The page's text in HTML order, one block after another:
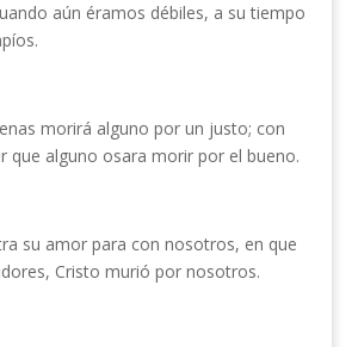
aún éramos débiles, a su tiempo
morirá alguno por un justo; con
que alguno osara morir por el bueno.
su amor para con nosotros, en que
Cristo murió por nosotros.